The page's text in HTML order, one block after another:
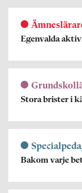
Egenvalda
Stora brister i
Bakom varje